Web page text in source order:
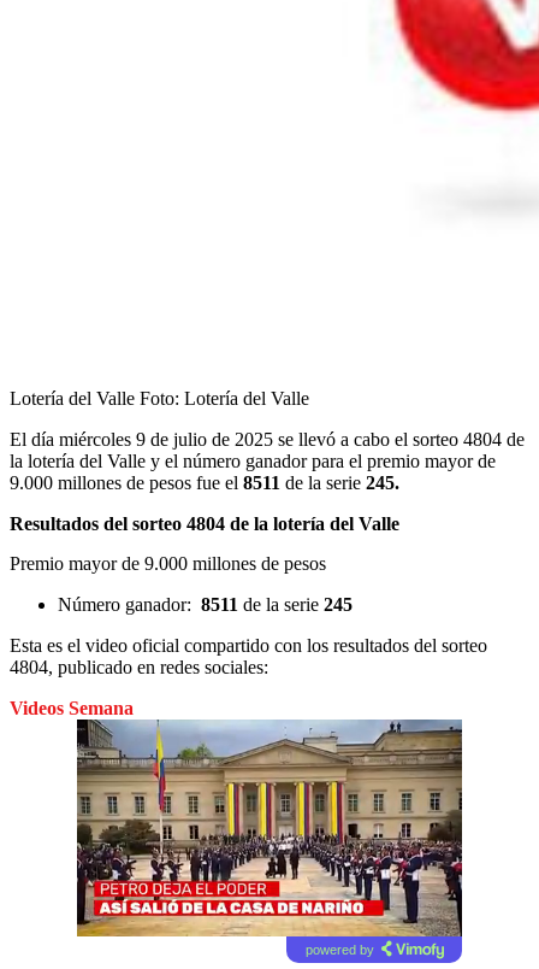
Lotería del Valle Foto: Lotería del Valle
El día miércoles 9 de julio de 2025 se llevó a cabo el sorteo 4804 de
la lotería del Valle y el número ganador para el premio mayor de
9.000 millones de pesos fue el 8511 de la serie 245.
Resultados del sorteo 4804 de la lotería del Valle
Premio mayor de 9.000 millones de pesos
Número ganador: 8511 de la serie 245
Esta es el video oficial compartido con los resultados del sorteo
4804, publicado en redes sociales:
Videos Semana
powered by